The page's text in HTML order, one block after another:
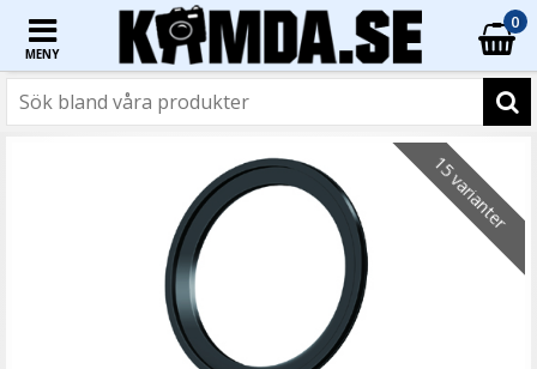
MENY
0
15 varianter